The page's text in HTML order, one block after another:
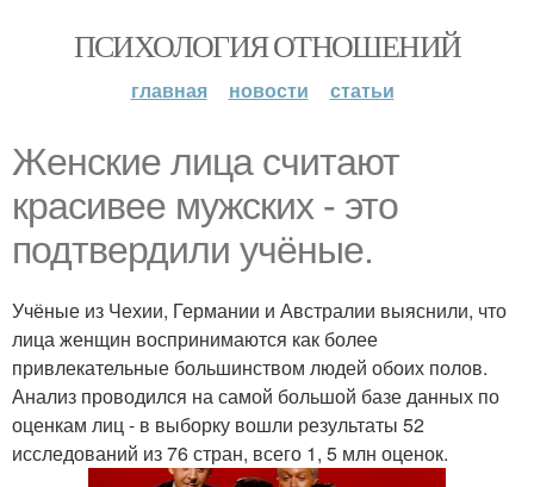
ПСИХОЛОГИЯ ОТНОШЕНИЙ
главная новости статьи
Женские лица считают
красивее мужских - это
подтвердили учёные.
Учёные из Чехии, Германии и Австралии выяснили, что
лица женщин воспринимаются как более
привлекательные большинством людей обоих полов.
Анализ проводился на самой большой базе данных по
оценкам лиц - в выборку вошли результаты 52
исследований из 76 стран, всего 1, 5 млн оценок.